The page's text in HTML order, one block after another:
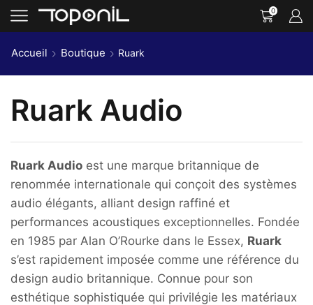
0
Accueil Boutique Ruark
Ruark Audio
Ruark Audio est une marque britannique de
renommée internationale qui conçoit des systèmes
audio élégants, alliant design raffiné et
performances acoustiques exceptionnelles. Fondée
en 1985 par Alan O’Rourke dans le Essex, Ruark
s’est rapidement imposée comme une référence du
design audio britannique. Connue pour son
esthétique sophistiquée qui privilégie les matériaux